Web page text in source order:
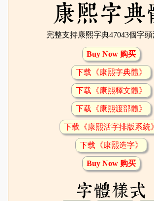
康熙字典
完整支持康熙字典47043個字頭
Buy Now 购买
下载《康熙字典體》
下载《康熙釋文體》
下载《康熙渡部體》
下载《康熙活字排版系統》
下载《康熙造字》
Buy Now 购买
字體樣式